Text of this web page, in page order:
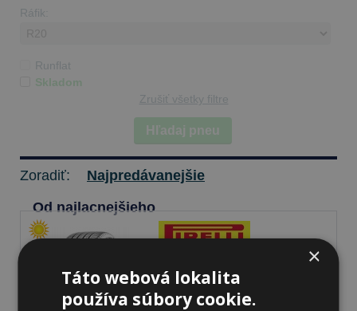
Ráfik:
Runflat
Skladom
Zrušiť všetky filtre
Hľadaj pneu
Zoradiť:
Najpredávanejšie
Od najlacnejšieho
Pirelli SCORPION MS
235/50 R20 104 H Letné
×
Táto webová lokalita
používa súbory cookie.